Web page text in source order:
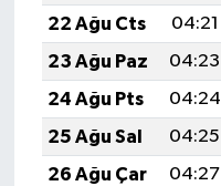
22 Ağu Cts
04:21
23 Ağu Paz
04:23
24 Ağu Pts
04:24
25 Ağu Sal
04:25
26 Ağu Çar
04:27